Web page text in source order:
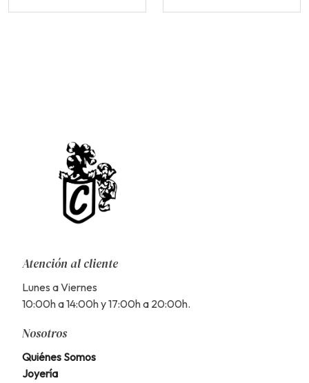
Atención al cliente
Lunes a Viernes
10:00h a 14:00h y 17:00h a 20:00h.
Nosotros
Quiénes Somos
Joyería